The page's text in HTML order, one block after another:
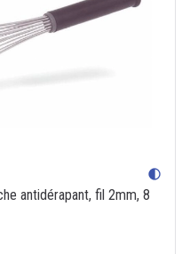
contrast
antidérapant, fil 2mm, 8